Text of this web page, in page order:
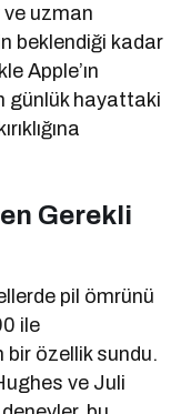
ve uzman
beklendiği kadar
Apple’ın
günlük hayattaki
Gerekli
pil ömrünü
ile
bir özellik sundu.
ve Juli